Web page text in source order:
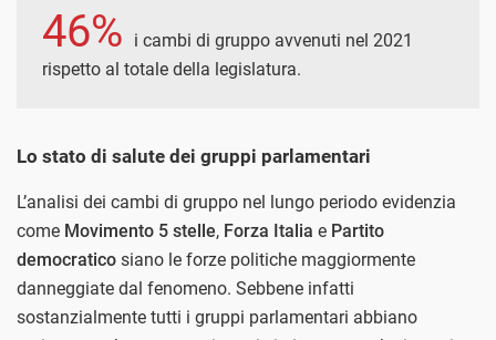
46%
i cambi di gruppo avvenuti nel 2021
rispetto al totale della legislatura.
Lo stato di salute dei gruppi parlamentari
L’analisi dei cambi di gruppo nel lungo periodo evidenzia
come Movimento 5 stelle, Forza Italia e Partito
democratico siano le forze politiche maggiormente
danneggiate dal fenomeno. Sebbene infatti
sostanzialmente tutti i gruppi parlamentari abbiano